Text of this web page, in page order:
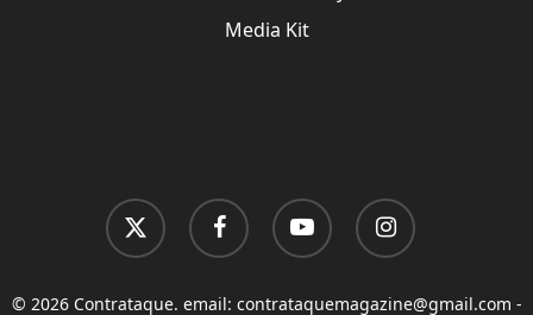
Media Kit
x-
twitter
facebook youtube instagram
© 2026 Contrataque. email: contrataquemagazine@gmail.com -